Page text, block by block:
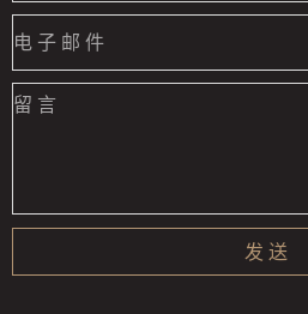
发送